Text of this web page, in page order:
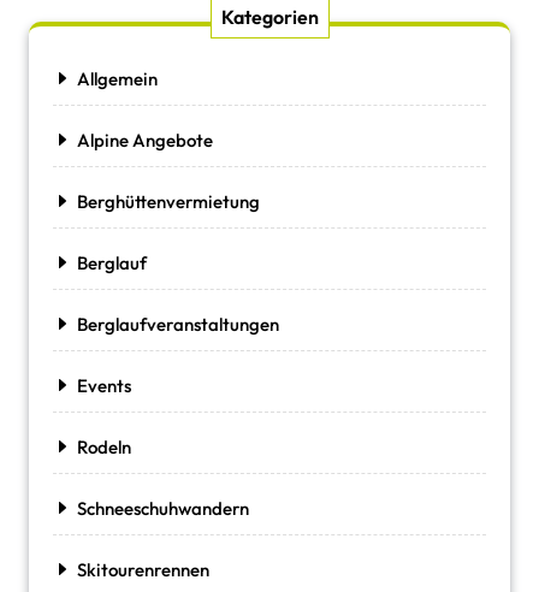
Kategorien
Allgemein
Alpine Angebote
Berghüttenvermietung
Berglauf
Berglaufveranstaltungen
Events
Rodeln
Schneeschuhwandern
Skitourenrennen